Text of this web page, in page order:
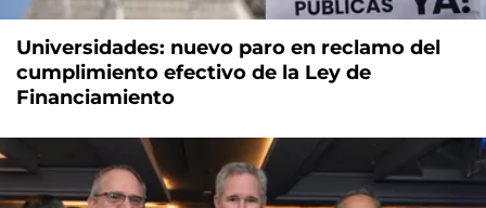
Universidades: nuevo paro en reclamo del
cumplimiento efectivo de la Ley de
Financiamiento